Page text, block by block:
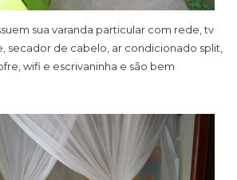
sua varanda particular com rede, tv
secador de cabelo, ar condicionado split,
wifi e escrivaninha e são bem